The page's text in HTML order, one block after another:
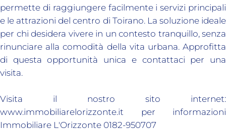
permette di raggiungere facilmente i servizi principali
e le attrazioni del centro di Toirano. La soluzione ideale
per chi desidera vivere in un contesto tranquillo, senza
rinunciare alla comodità della vita urbana. Approfitta
di questa opportunità unica e contattaci per una
visita.
Visita il nostro sito internet:
www.immobiliarelorizzonte.it per informazioni
Immobiliare L'Orizzonte 0182-950707